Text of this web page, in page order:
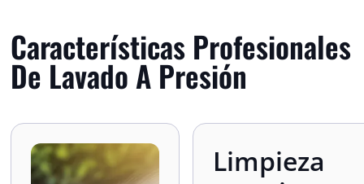
Características Profesionales
De Lavado A Presión
Limpieza